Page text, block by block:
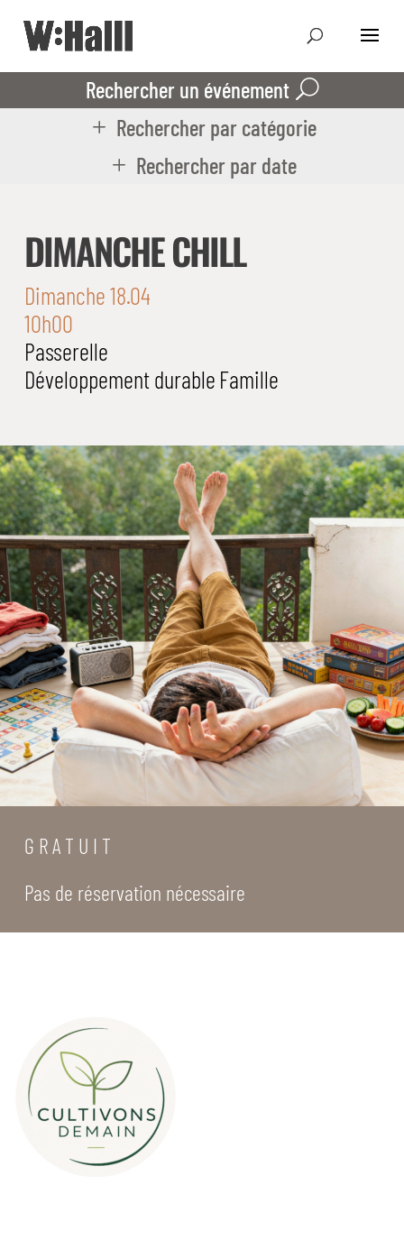
Rechercher un événement
Rechercher par catégorie
Rechercher par date
DIMANCHE CHILL
Dimanche 18.04
10h00
Passerelle
Développement durable Famille
G R A T U I T
Pas de réservation nécessaire